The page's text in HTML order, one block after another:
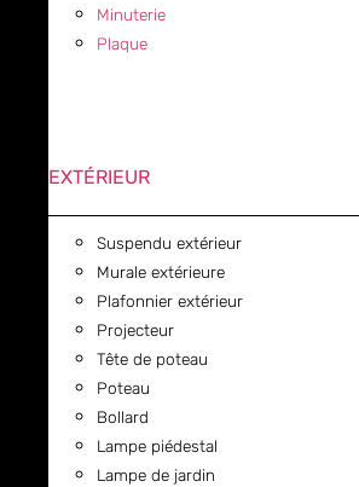
Minuterie
Plaque
EXTÉRIEUR
Suspendu extérieur
Murale extérieure
Plafonnier extérieur
Projecteur
Tête de poteau
Poteau
Bollard
Lampe piédestal
Lampe de jardin